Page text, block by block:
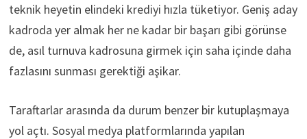
teknik heyetin elindeki krediyi hızla tüketiyor. Geniş aday
kadroda yer almak her ne kadar bir başarı gibi görünse
de, asıl turnuva kadrosuna girmek için saha içinde daha
fazlasını sunması gerektiği aşikar.
Taraftarlar arasında da durum benzer bir kutuplaşmaya
yol açtı. Sosyal medya platformlarında yapılan